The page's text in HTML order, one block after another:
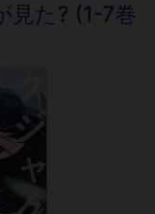
見た? (1-7巻